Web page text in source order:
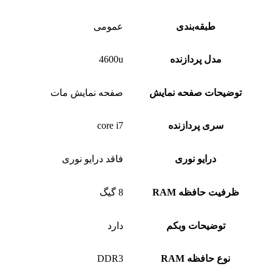
طبقه‌بندی عمومی
مدل پردازنده 4600u
توضیحات صفحه نمایش صفحه نمایش مات
سری پردازنده core i7
درایو نوری فاقد درایو نوری
ظرفیت حافظه RAM 8 گیگ
توضیحات وبکم دارد
نوع حافظه RAM DDR3